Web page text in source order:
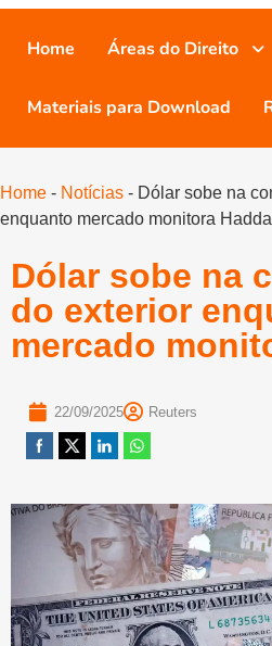
Home Áreas do Direito
Materiais para Download
Home - Notícias - Dólar sobe na
enquanto mercado monitora
Dólar sobe na
do exterior
mercado
22/09/2025 Reuters